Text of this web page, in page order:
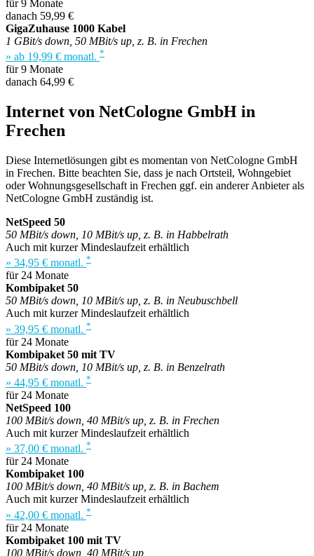
für 9 Monate
danach 59,99 €
GigaZuhause 1000 Kabel
1 GBit/s down, 50 MBit/s up, z. B. in Frechen
» ab 19,99 € monatl. *
für 9 Monate
danach 64,99 €
Internet von NetCologne GmbH in
Frechen
Diese Internetlösungen gibt es momentan von NetCologne GmbH
in Frechen. Bitte beachten Sie, dass je nach Ortsteil, Wohngebiet
oder Wohnungsgesellschaft in Frechen ggf. ein anderer Anbieter als
NetCologne GmbH zuständig ist.
NetSpeed 50
50 MBit/s down, 10 MBit/s up, z. B. in Habbelrath
Auch mit kurzer Mindeslaufzeit erhältlich
» 34,95 € monatl. *
für 24 Monate
Kombipaket 50
50 MBit/s down, 10 MBit/s up, z. B. in Neubuschbell
Auch mit kurzer Mindeslaufzeit erhältlich
» 39,95 € monatl. *
für 24 Monate
Kombipaket 50 mit TV
50 MBit/s down, 10 MBit/s up, z. B. in Benzelrath
» 44,95 € monatl. *
für 24 Monate
NetSpeed 100
100 MBit/s down, 40 MBit/s up, z. B. in Frechen
Auch mit kurzer Mindeslaufzeit erhältlich
» 37,00 € monatl. *
für 24 Monate
Kombipaket 100
100 MBit/s down, 40 MBit/s up, z. B. in Bachem
Auch mit kurzer Mindeslaufzeit erhältlich
» 42,00 € monatl. *
für 24 Monate
Kombipaket 100 mit TV
100 MBit/s down, 40 MBit/s up